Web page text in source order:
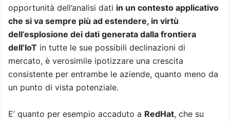
opportunità dell’analisi dati in un contesto applicativo
che si va sempre più ad estendere, in virtù
dell’esplosione dei dati generata dalla frontiera
dell’IoT in tutte le sue possibili declinazioni di
mercato, è verosimile ipotizzare una crescita
consistente per entrambe le aziende, quanto meno da
un punto di vista potenziale.
E’ quanto per esempio accaduto a RedHat, che su